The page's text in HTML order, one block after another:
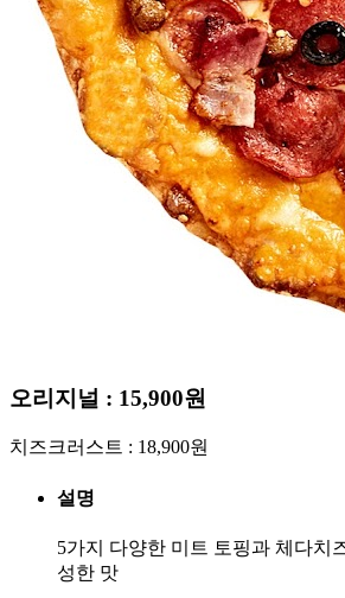
오리지널 : 15,900원
치즈크러스트 : 18,900원
설명
5가지 다양한 미트 토핑과 체다치
성한 맛